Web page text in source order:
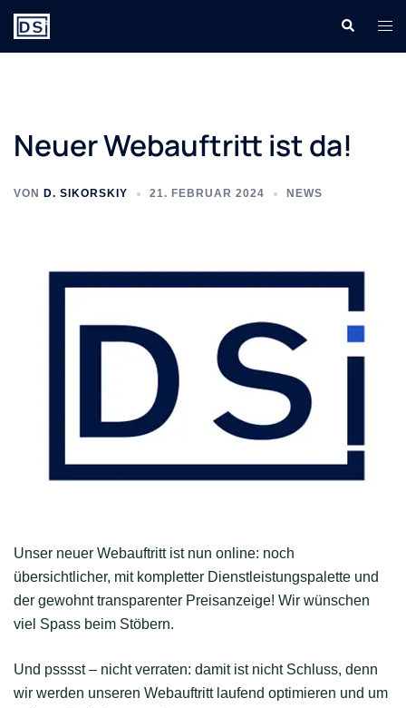
Zum
Inhalt
springen
Suche
Neuer Webauftritt ist da!
VON D. SIKORSKIY 21. FEBRUAR 2024 NEWS
Unser neuer Webauftritt ist nun online: noch
übersichtlicher, mit kompletter Dienstleistungspalette und
der gewohnt transparenter Preisanzeige! Wir wünschen
viel Spass beim Stöbern.
Und psssst – nicht verraten: damit ist nicht Schluss, denn
wir werden unseren Webauftritt laufend optimieren und um